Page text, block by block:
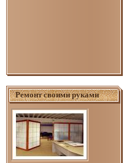
Ремонт своими руками